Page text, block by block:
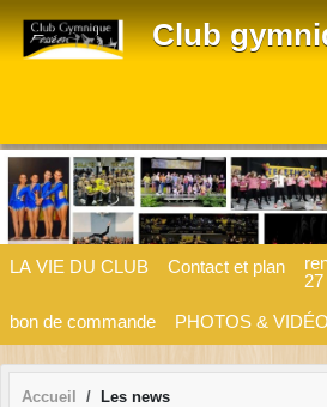
Club
LA VIE DU CLUB Contact et plan
27
bon de commande
PHOTOS &
Accueil Les news
Panneau de gestion des cookies